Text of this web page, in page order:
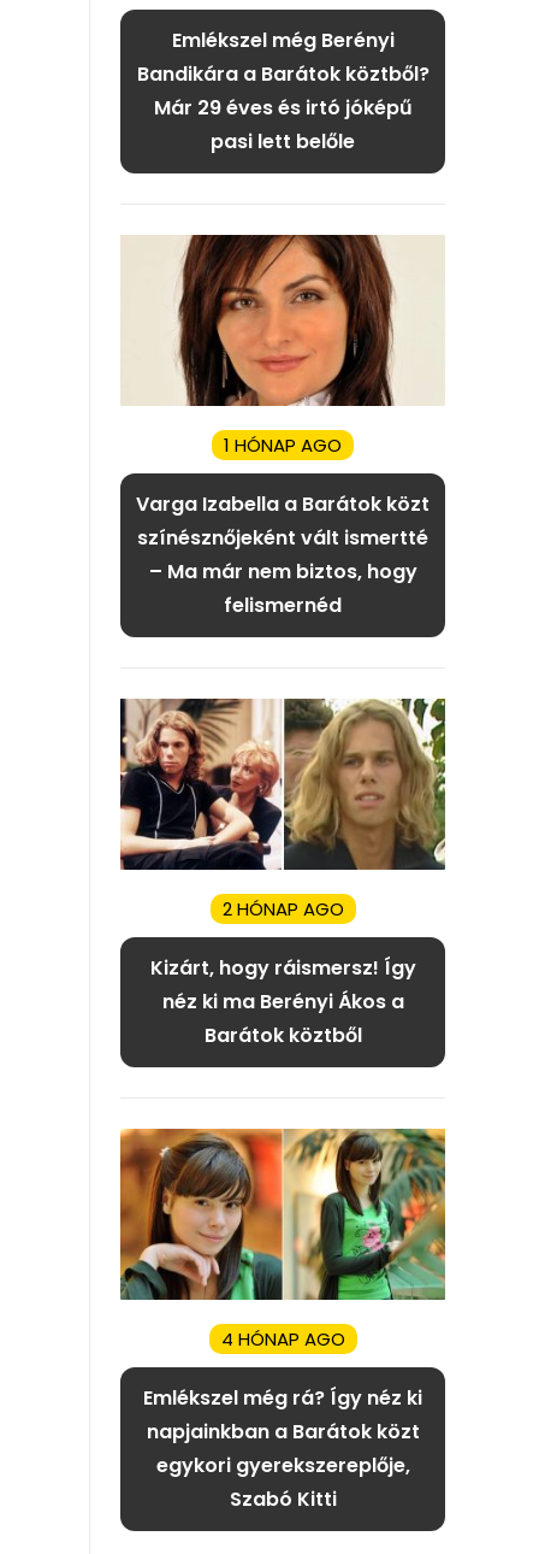
Emlékszel még Berényi
Bandikára a Barátok köztből?
Már 29 éves és irtó jóképű
pasi lett belőle
1 HÓNAP AGO
Varga Izabella a Barátok közt
színésznőjeként vált ismertté
– Ma már nem biztos, hogy
felismernéd
2 HÓNAP AGO
Kizárt, hogy ráismersz! Így
néz ki ma Berényi Ákos a
Barátok köztből
4 HÓNAP AGO
Emlékszel még rá? Így néz ki
napjainkban a Barátok közt
egykori gyerekszereplője,
Szabó Kitti